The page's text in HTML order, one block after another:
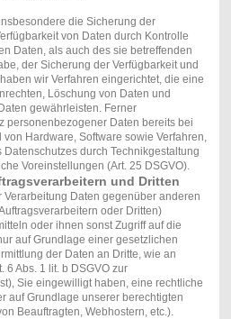
die Sicherung der
von Daten durch Kontrolle
Daten, als auch des sie betreffenden
der Sicherung der Verfügbarkeit und
wir Verfahren eingerichtet, die eine
Löschung von Daten und
gewährleisten. Ferner
personenbezogener Daten bereits bei
Hardware, Software sowie Verfahren,
durch Technikgestaltung
Voreinstellungen (Art. 25 DSGVO).
und Dritten
Daten gegenüber anderen
oder Dritten)
oder ihnen sonst Zugriff auf die
auf Grundlage einer gesetzlichen
der Daten an Dritte, wie an
6 Abs. 1 lit. b DSGVO zur
Sie eingewilligt haben, eine rechtliche
auf Grundlage unserer berechtigten
Beauftragten, Webhostern, etc.).